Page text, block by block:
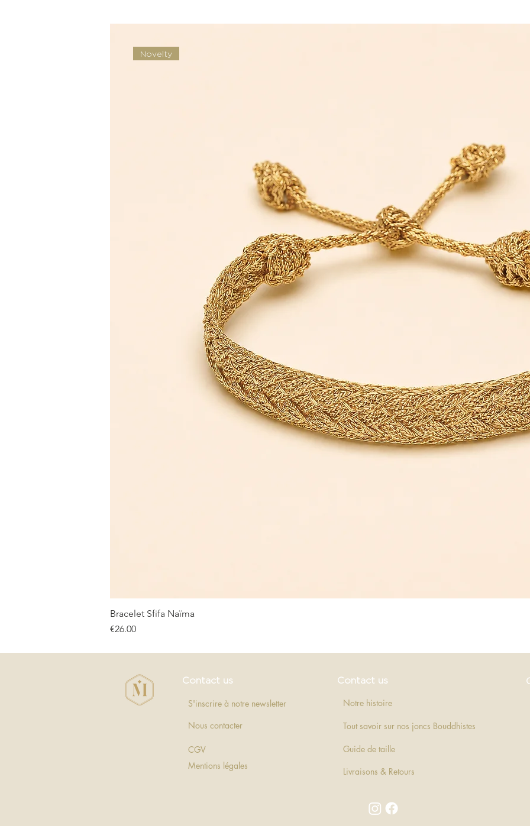
Novelty
Bracelet Sfifa Naïma
Price
€26.00
Contact us
S'inscrire à notre newsletter
Nous contacter
CGV
Contact us
Livraisons & Retours
Notre histoire
Tout savoir sur nos joncs Bouddhistes
Guide de taille
Mentions légales